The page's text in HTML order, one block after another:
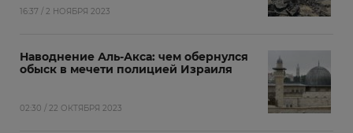
16:37 / 2 НОЯБРЯ 2023
Наводнение Аль-Акса: чем обернулся
обыск в мечети полицией Израиля
02:30 / 22 ОКТЯБРЯ 2023